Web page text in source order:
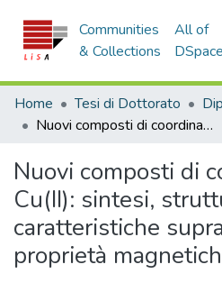
Communities
& Collections
All of
DSpace
Home Tesi di Dottorato
Nuovi composti di coordinazione di Cu(II): sintesi, struttura, caratteristiche supramolecolari e proprietà magnetiche
Nuovi composti di
Cu(II): sintesi,
caratteristiche
proprietà